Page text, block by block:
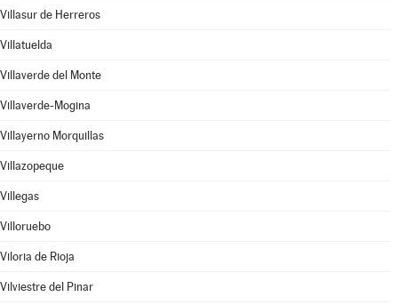
Villasur de Herreros
Villatuelda
Villaverde del Monte
Villaverde-Mogina
Villayerno Morquillas
Villazopeque
Villegas
Villoruebo
Viloria de Rioja
Vilviestre del Pinar